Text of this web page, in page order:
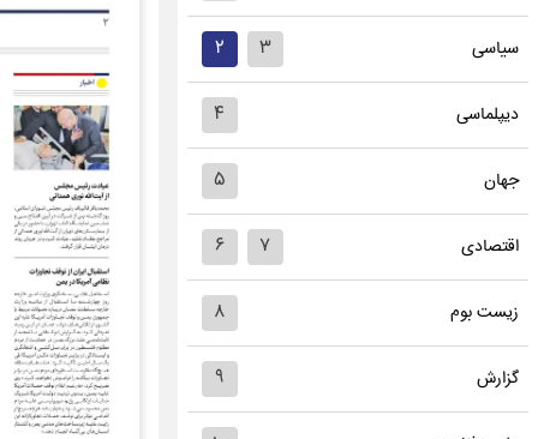
سیاسی ۲ ۳
دیپلماسی ۴
جهان ۵
اقتصادی ۶ ۷
زیست بوم ۸
گزارش ۹